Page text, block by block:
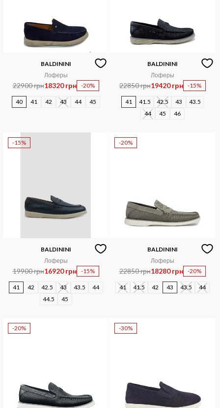
BALDININI
Лоферы
22900 грн18320 грн -20%
40 41 42 43 44 45
BALDININI
Лоферы
22850 грн19420 грн -15%
41 41.5 42.5 43
43.5
44
45 46
-15%
BALDININI
Лоферы
19900 грн16920 грн -15%
41 42 42.5 43 43.5
44
44.5
45
-20%
BALDININI
Лоферы
22850 грн18280 грн -20%
41 41.5 42 43 43.5 44
-20% -30%